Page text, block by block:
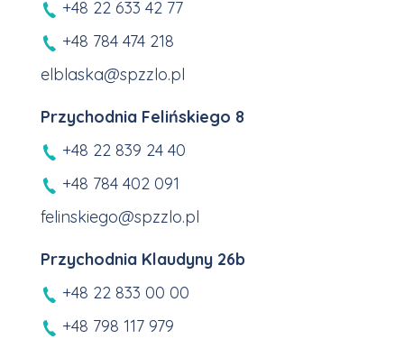
+48 22 633 42 77
+48 784 474 218
elblaska@spzzlo.pl
Przychodnia Felińskiego 8
+48 22 839 24 40
+48 784 402 091
felinskiego@spzzlo.pl
Przychodnia Klaudyny 26b
+48 22 833 00 00
+48 798 117 979